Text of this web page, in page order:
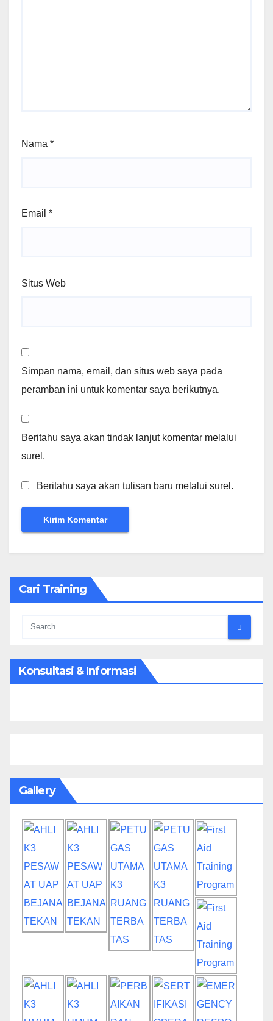
Nama *
Email *
Situs Web
Simpan nama, email, dan situs web saya pada
peramban ini untuk komentar saya berikutnya.
Beritahu saya akan tindak lanjut komentar melalui
surel.
Beritahu saya akan tulisan baru melalui surel.
Cari Training
Konsultasi & Informasi
Gallery